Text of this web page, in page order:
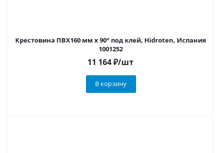
Крестовина ПВХ160 мм х 90° под клей, Hidroten, Испания
1001252
11 164₽/шт
В корзину